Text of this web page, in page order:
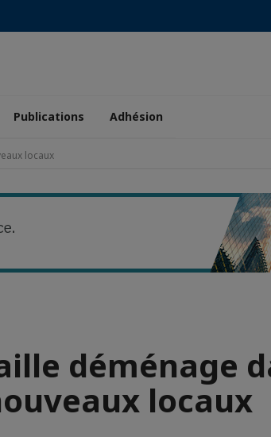
Publications Adhésion
locaux
déménage
locaux